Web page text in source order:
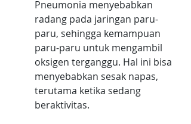
Pneumonia menyebabkan
radang pada jaringan paru-
paru, sehingga kemampuan
paru-paru untuk mengambil
oksigen terganggu. Hal ini bisa
menyebabkan sesak napas,
terutama ketika sedang
beraktivitas.